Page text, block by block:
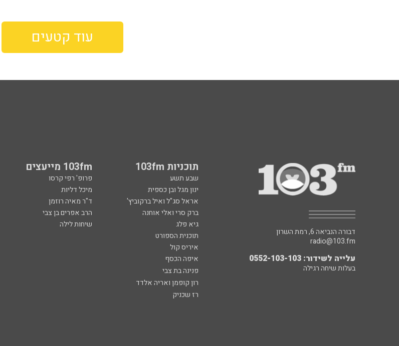
עוד קטעים
תוכניות 103fm 103fm מייעצים
שבע תשע פרופ' רפי קרסו
ינון מגל ובן כספית
מיכל דליות
אראל סג"ל ואיל ברקוביץ'
ד"ר מאיה רוזמן
ברק סרי ואלי אוחנה
הרב אפרים בן צבי
גיא פלג
שיחות לילה
תוכנית הספורט
איריס קול
איפה הכסף
פנינה בת צבי
רון קופמן ואריה אלדד
רז שכניק
דבורה הנביאה 6, רמת השרון
radio@103.fm
עלייה לשידור: 0552-103-103
בעלות שיחה רגילה